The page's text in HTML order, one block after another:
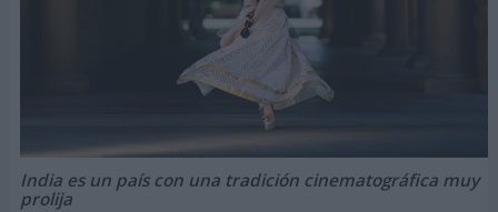
India es un país con una tradición cinematográfica muy
prolija